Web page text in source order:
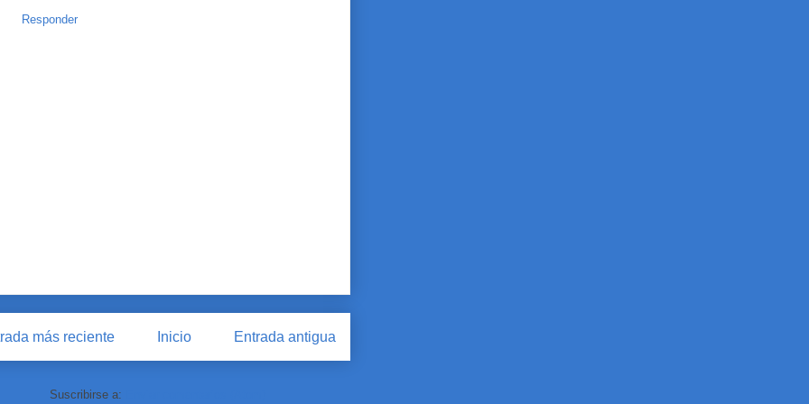
Responder
más reciente Entrada antigua
Inicio
Suscribirse a: